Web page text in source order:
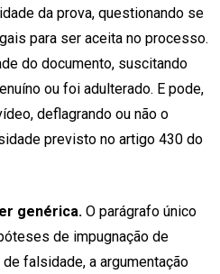
da prova, questionando se
para ser aceita no processo.
do documento, suscitando
ou foi adulterado. E pode,
deflagrando ou não o
previsto no artigo 430 do
genérica. O parágrafo único
de impugnação de
falsidade, a argumentação